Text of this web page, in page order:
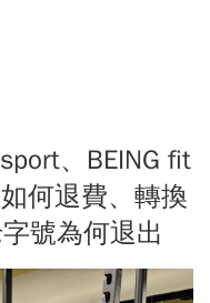
、BEING fit
何退費、轉換
號為何退出